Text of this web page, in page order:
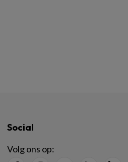
Social
Volg ons op: